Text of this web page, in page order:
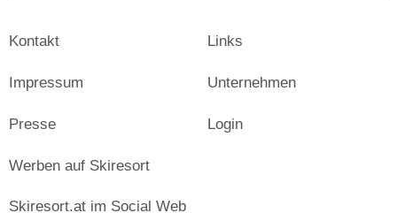
Kontakt
Impressum
Presse
Links
Unternehmen
Login
Werben auf Skiresort
Skiresort.at im Social Web